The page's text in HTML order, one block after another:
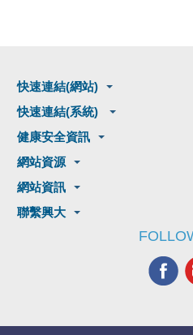
快速連結(網站)
快速連結(系統)
健康安全資訊
網站資源
網站資訊
聯繫興大